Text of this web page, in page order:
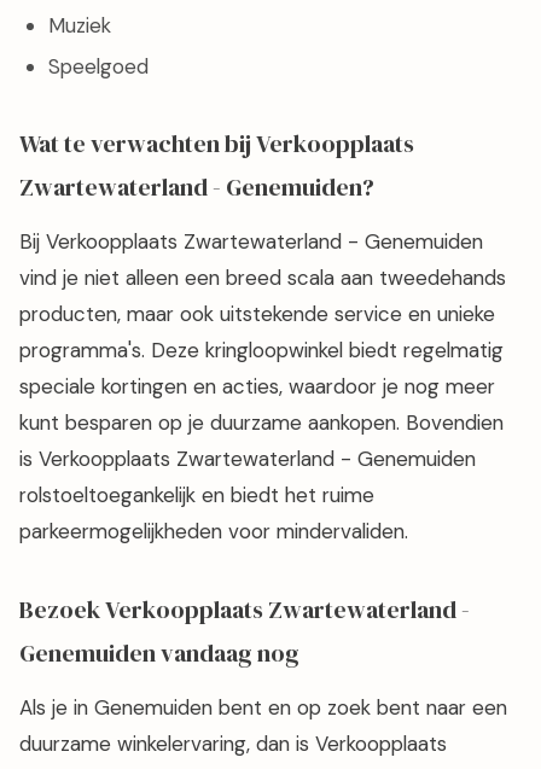
Muziek
Speelgoed
Wat te verwachten bij Verkoopplaats
Zwartewaterland - Genemuiden?
Bij Verkoopplaats Zwartewaterland - Genemuiden
vind je niet alleen een breed scala aan tweedehands
producten, maar ook uitstekende service en unieke
programma's. Deze kringloopwinkel biedt regelmatig
speciale kortingen en acties, waardoor je nog meer
kunt besparen op je duurzame aankopen. Bovendien
is Verkoopplaats Zwartewaterland - Genemuiden
rolstoeltoegankelijk en biedt het ruime
parkeermogelijkheden voor mindervaliden.
Bezoek Verkoopplaats Zwartewaterland -
Genemuiden vandaag nog
Als je in Genemuiden bent en op zoek bent naar een
duurzame winkelervaring, dan is Verkoopplaats